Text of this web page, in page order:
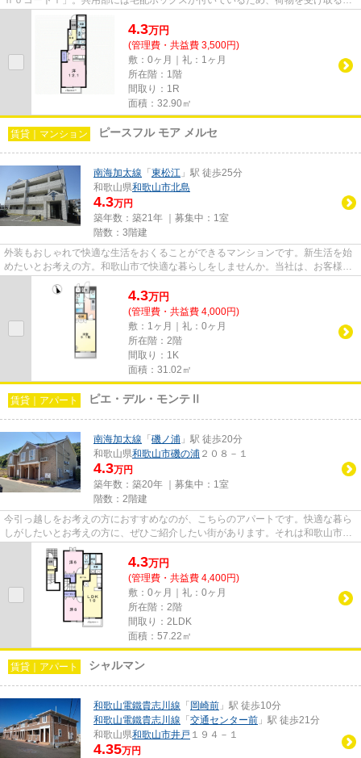
めに早く帰宅する必要がありま...
4.3万円
(管理費・共益費 3,500円)
敷：0ヶ月｜礼：1ヶ月
所在階：1階
間取り：1R
面積：32.90㎡
賃貸｜マンション ピースフル モア メルセ
南海加太線 「 東松江 」駅 徒歩25分
和歌山県和歌山市北島
4.3万円
築年数：築21年 ｜募集中： 1室
階数：3階建
外装もおしゃれで快適な生活をおくることができるマンションです。新生活を始
めたいとお考えの方。和歌山市で快適な暮らしをしませんか。当社は、お客様の
ご希望に適した物件のご紹介...
4.3万円
(管理費・共益費 4,000円)
敷：1ヶ月｜礼：0ヶ月
所在階：2階
間取り：1K
面積：31.02㎡
賃貸｜アパート ピエ・デル・モンテⅡ
南海加太線 「 磯ノ浦 」駅 徒歩20分
和歌山県和歌山市磯の浦 ２０８－１
4.3万円
築年数：築20年 ｜募集中： 1室
階数：2階建
今引っ越しをお考えの方におすすめなのが、こちらのアパートです。快適な暮ら
しがしたいとお考えの方に、ぜひご紹介したい街があります。それは和歌山市エ
リアです。住環境が整ってい...
4.3万円
(管理費・共益費 4,400円)
敷：0ヶ月｜礼：0ヶ月
所在階：2階
間取り：2LDK
面積：57.22㎡
賃貸｜アパート シャルマン
和歌山電鐵貴志川線 「 岡崎前 」駅 徒歩10分
和歌山電鐵貴志川線 「 交通センター前 」駅 徒歩21分
和歌山県和歌山市井戸 １９４－１
4.35万円